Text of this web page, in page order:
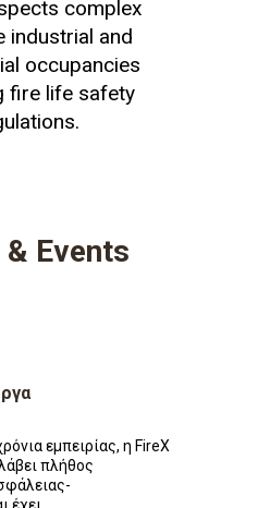
complex
industrial and
occupancies
fire life safety
& Events
εμπειρίας, η FireX
πλήθος